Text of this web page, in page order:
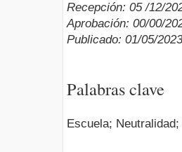
Recepción: 05 /12/
Aprobación: 00/00/
Publicado: 01/05/2023
Palabras clave
Escuela;